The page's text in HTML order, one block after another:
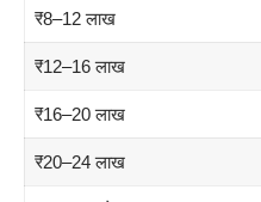
₹8–12 लाख
₹12–16 लाख
₹16–20 लाख
₹20–24 लाख